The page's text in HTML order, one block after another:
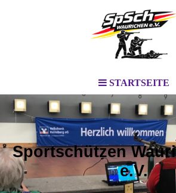
STARTSEITE
Sportschützen
e.V.